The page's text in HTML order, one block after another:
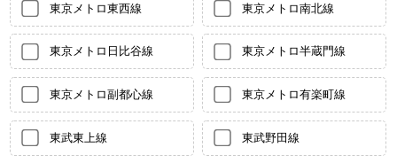
東京メトロ東西線 東京メトロ南北線
東京メトロ日比谷線 東京メトロ半蔵門線
東京メトロ副都心線 東京メトロ有楽町線
東武東上線 東武野田線